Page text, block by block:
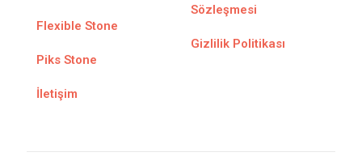
Flexible Stone
Piks Stone
İletişim
Sözleşmesi
Gizlilik Politikası